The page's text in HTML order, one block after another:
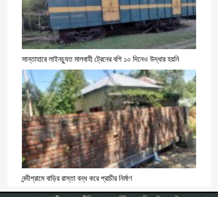
সান্তাহারে লাইনচ্যুত মালবাহী ট্রেনের বগি ১০ দিনেও উদ্ধার হয়নি
নন্দীগ্রামে বাড়ির রাস্তা বন্ধ করে প্রাচীর নির্মাণ